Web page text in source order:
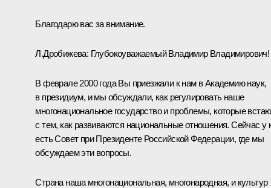
Благодарю вас за внимание.
Л.Дробижева: Глубокоуважаемый Владимир Владимирович!
В феврале 2000 года Вы приезжали к нам в Академию наук,
в президиум, и мы обсуждали, как регулировать наше
многонациональное государство и проблемы, которые
с тем, как развиваются национальные отношения. Сейчас у
есть Совет при Президенте Российской Федерации, где мы
обсуждаем эти вопросы.
Страна наша многонациональная, многонародная, и культур